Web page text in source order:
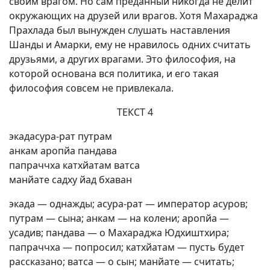
окружающих на друзей или врагов. Хотя Махараджа
Прахлада был вынужден слушать наставления
Шанды и Амарки, ему не нравилось одних считать
друзьями, а других врагами. Это философия, на
которой основана вся политика, и его такая
философия совсем не привлекала.
ТЕКСТ 4
экадасура-рат путрам
анкам аропйа пандава
папраччха катхйатам ватса
манйате садху йад бхаван
экада — однажды; асура-рат — император асуров;
путрам — сына; анкам — на колени; аропйа —
усадив; пандава — о Махараджа Юдхиштхира;
папраччха — попросил; катхйатам — пусть будет
рассказано; ватса — о сын; манйате — считать;